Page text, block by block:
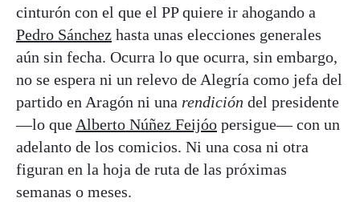
cinturón con el que el PP quiere ir ahogando a
Pedro Sánchez hasta unas elecciones generales
aún sin fecha. Ocurra lo que ocurra, sin embargo,
no se espera ni un relevo de Alegría como jefa del
partido en Aragón ni una rendición del presidente
—lo que Alberto Núñez Feijóo persigue— con un
adelanto de los comicios. Ni una cosa ni otra
figuran en la hoja de ruta de las próximas
semanas o meses.